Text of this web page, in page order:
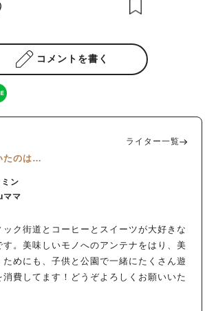
コメントを書く
ライター一覧
たのは…
ン
ママ
ック街道とコーヒーとスイーツが大好きな
す。美味しいモノへのアンテナをはり、美
ためにも、子供と公園で一緒にたくさん遊
消費してます！どうぞよろしくお願いいた